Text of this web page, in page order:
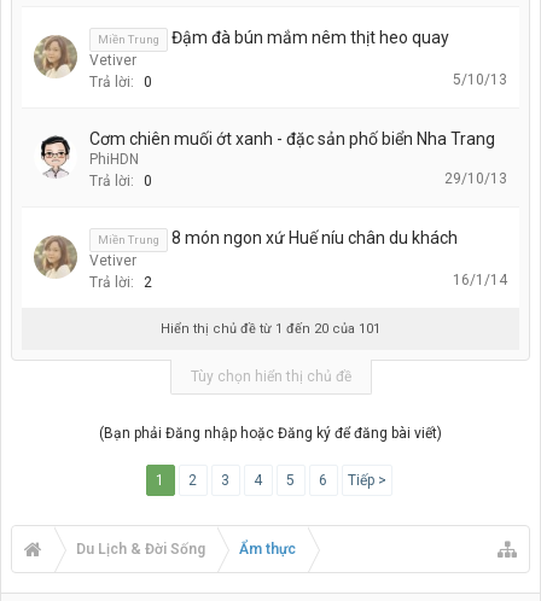
Miền Trung Đậm đà bún mắm nêm thịt heo quay
Vetiver
Trả lời:
0 5/10/13
Cơm chiên muối ớt xanh - đặc sản phố biển Nha Trang
PhiHDN
Trả lời:
0 29/10/13
Miền Trung 8 món ngon xứ Huế níu chân du khách
Vetiver
Trả lời:
2 16/1/14
Hiển thị chủ đề từ 1 đến 20 của 101
Tùy chọn hiển thị chủ đề
(Bạn phải Đăng nhập hoặc Đăng ký để đăng bài viết)
1 2 3 4 5 6 Tiếp >
Du Lịch & Đời Sống Ẩm thực